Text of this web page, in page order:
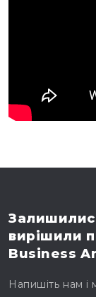
вирішили
Business
Напишіть нам і